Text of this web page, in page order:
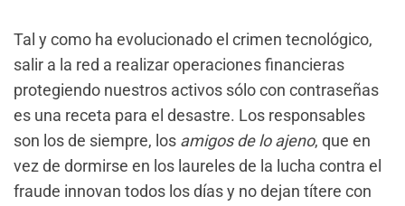
Tal y como ha evolucionado el crimen tecnológico,
salir a la red a realizar operaciones financieras
protegiendo nuestros activos sólo con contraseñas
es una receta para el desastre. Los responsables
son los de siempre, los amigos de lo ajeno, que en
vez de dormirse en los laureles de la lucha contra el
fraude innovan todos los días y no dejan títere con